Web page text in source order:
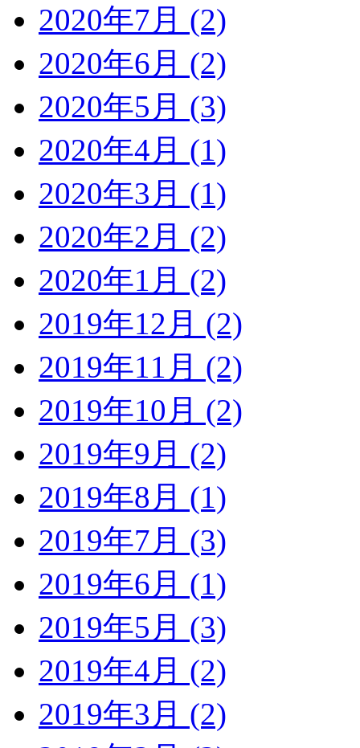
2020年7月 (2)
2020年6月 (2)
2020年5月 (3)
2020年4月 (1)
2020年3月 (1)
2020年2月 (2)
2020年1月 (2)
2019年12月 (2)
2019年11月 (2)
2019年10月 (2)
2019年9月 (2)
2019年8月 (1)
2019年7月 (3)
2019年6月 (1)
2019年5月 (3)
2019年4月 (2)
2019年3月 (2)